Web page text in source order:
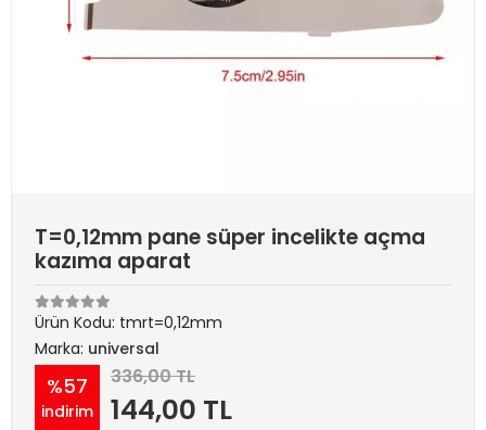
T=0,12mm pane süper incelikte açma
kazıma aparat
Ürün Kodu: tmrt=0,12mm
Marka: universal
%57
indirim
336,00 TL
144,00 TL